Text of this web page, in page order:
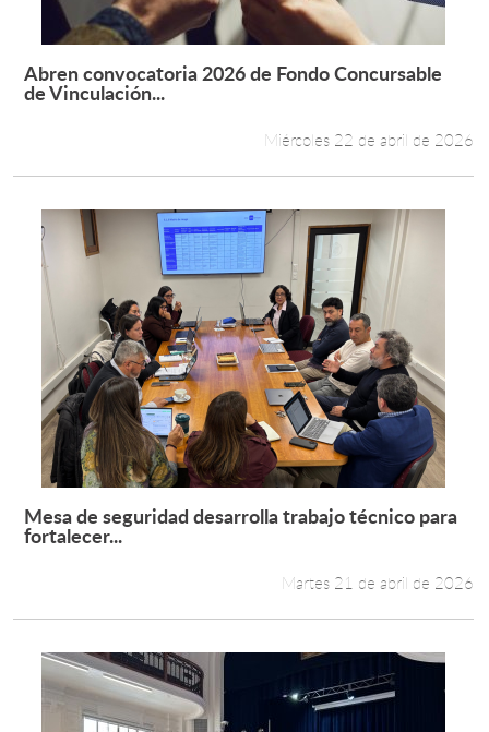
Leer más +
Abren convocatoria 2026 de Fondo Concursable
de Vinculación...
Miércoles 22 de abril de 2026
Leer más +
Mesa de seguridad desarrolla trabajo técnico para
fortalecer...
Martes 21 de abril de 2026